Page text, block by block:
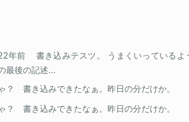
年前
書き込みテスツ。 うまくいっている
最後の記述...
？ 書き込みできたなぁ。昨日の分だけか。
？ 書き込みできたなぁ。昨日の分だけか。